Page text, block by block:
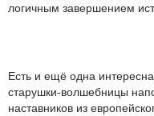
логичным завершением
Есть и ещё одна
старушки-волшебницы
наставников из